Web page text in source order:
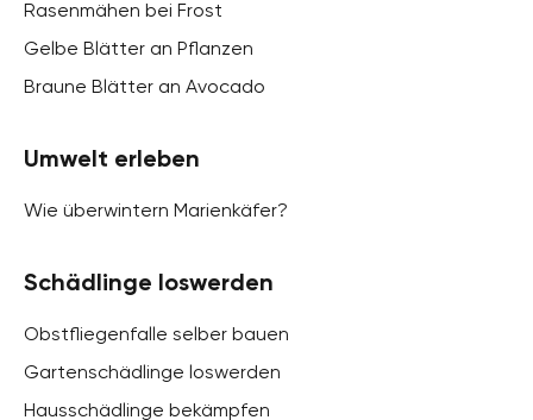
Rasenmähen bei Frost
Gelbe Blätter an Pflanzen
Braune Blätter an Avocado
Umwelt erleben
Wie überwintern Marienkäfer?
Schädlinge loswerden
Obstfliegenfalle selber bauen
Gartenschädlinge loswerden
Hausschädlinge bekämpfen